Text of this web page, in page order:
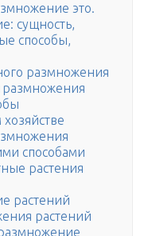
это.
сущность,
способы,
размножения
способами
растения
растений
растений